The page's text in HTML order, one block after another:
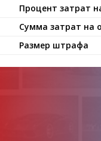
Процент затрат
Сумма затрат на
Размер штрафа